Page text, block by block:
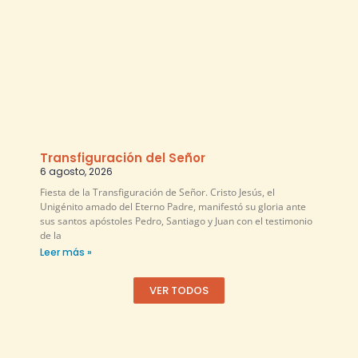
Transfiguración del Señor
6 agosto, 2026
Fiesta de la Transfiguración de Señor. Cristo Jesús, el
Unigénito amado del Eterno Padre, manifestó su gloria ante
sus santos apóstoles Pedro, Santiago y Juan con el testimonio
de la
Leer más »
VER TODOS